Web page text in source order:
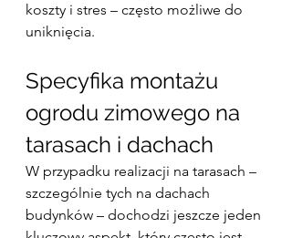
koszty i stres – często możliwe do
uniknięcia.
Specyfika montażu
ogrodu zimowego na
tarasach i dachach
W przypadku realizacji na tarasach –
szczególnie tych na dachach
budynków – dochodzi jeszcze jeden